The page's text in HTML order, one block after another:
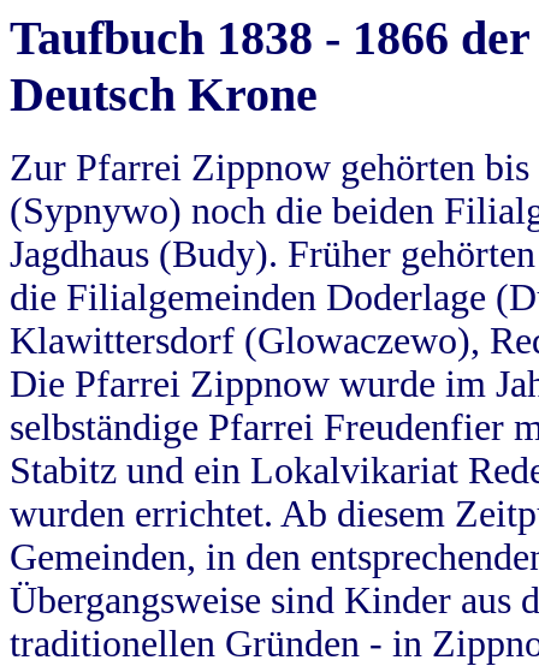
Taufbuch 1838 - 1866
Deutsch Krone
Zur Pfarrei Zippnow gehörten
(Sypnywo) noch die beiden
Jagdhaus (Budy). Früher
die Filialgemeinden Doderlage
Klawittersdorf (Glowaczewo),
Die Pfarrei Zippnow wurde im
selbständige Pfarrei Freudenfier
Stabitz und ein Lokalvikariat
wurden errichtet. Ab diesem
Gemeinden, in den
Übergangsweise sind Kinder aus
traditionellen Gründen - in